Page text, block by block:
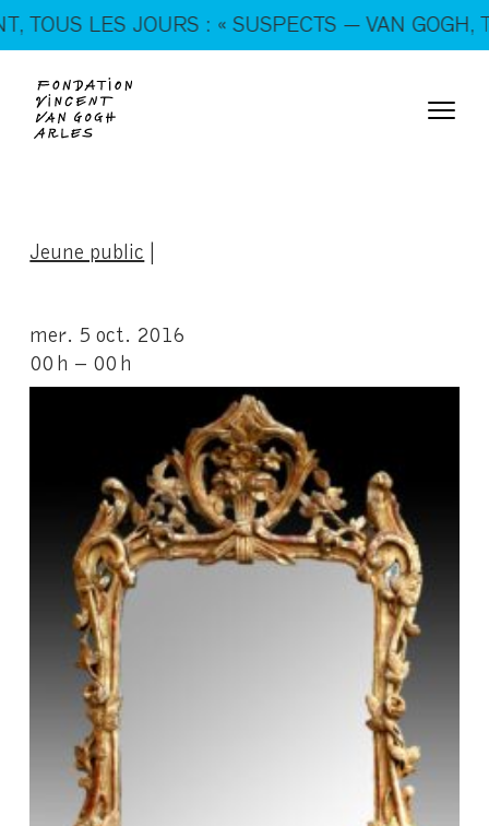
En ce moment, tous les jours : « SUSPECTS — VAN
GOGH, TRICKSTERS & CO. »
LES JOURS : « SUSPECTS — VAN GOGH,
Jeune public |
mer. 5 oct. 2016
00 h – 00 h